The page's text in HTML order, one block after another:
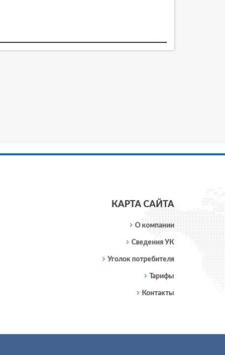
КАРТА САЙТА
О компании
Сведения УК
Уголок потребителя
Тарифы
Контакты